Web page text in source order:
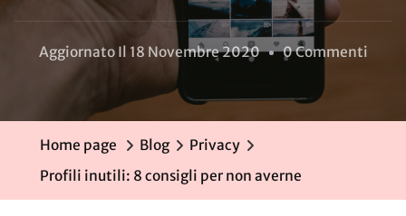
Aggiornato Il 18 Novembre 2020 0 CommentiSu
Per
Home page Blog
Privacy
Profili inutili: 8 consigli per non averne